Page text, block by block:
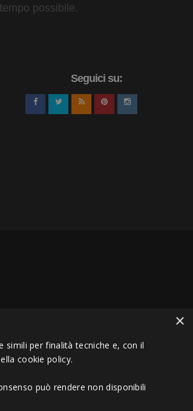
possibile.
Seguici su:
117168
×
simili per finalità tecniche e, con il
cookie policy.
può rendere non disponibili